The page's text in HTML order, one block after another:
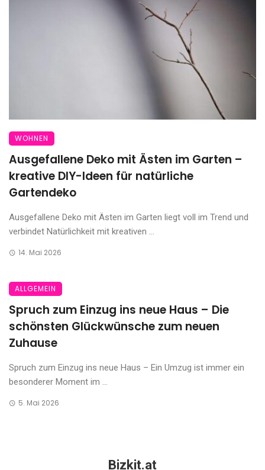
WOHNEN
Ausgefallene Deko mit Ästen im Garten –
kreative DIY-Ideen für natürliche
Gartendeko
Ausgefallene Deko mit Ästen im Garten liegt voll im Trend und
verbindet Natürlichkeit mit kreativen ...
14. Mai 2026
ALLGEMEIN
Spruch zum Einzug ins neue Haus – Die
schönsten Glückwünsche zum neuen
Zuhause
Spruch zum Einzug ins neue Haus – Ein Umzug ist immer ein
besonderer Moment im ...
5. Mai 2026
Bizkit.at